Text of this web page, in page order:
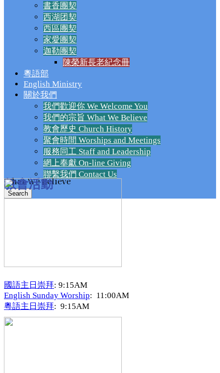
書香團契
西湖团契
西區團契
家愛團契
迦勒團契
陳榮新長老紀念冊
粵語部
English Ministry
關於我們
我們歡迎你 We Welcome You
我們的宗旨 What We Believe
教會歷史 Church History
聚會時間 Worships and Meetings
服務同工 Staff and Leadership
網上奉獻 On-line Giving
聯繫我們 Contact Us
What We Believe
教會活動
國語主日崇拜: 9:15AM
English Sunday Worship: 11:00AM
粵語主日崇拜: 9:15AM